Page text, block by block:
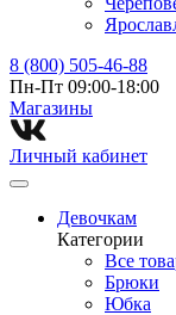
8 (800) 505-46-88
Пн-Пт 09:00-18:00
Магазины⁠
Личный кабинет
Девочкам
Категории
Все
Брюки
Юбка